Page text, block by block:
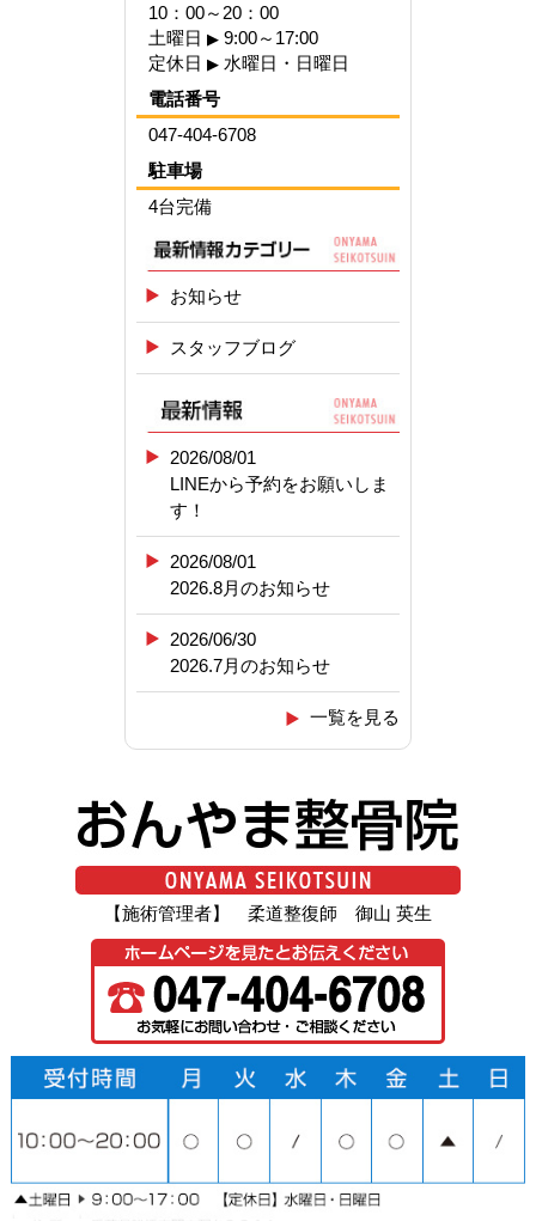
10：00～20：00
土曜日 ▶ 9:00～17:00
定休日 ▶ 水曜日・日曜日
電話番号
047-404-6708
駐車場
4台完備
お知らせ
スタッフブログ
2026/08/01
LINEから予約をお願いしま
す！
2026/08/01
2026.8月のお知らせ
2026/06/30
2026.7月のお知らせ
一覧を見る
【施術管理者】 柔道整復師 御山 英生